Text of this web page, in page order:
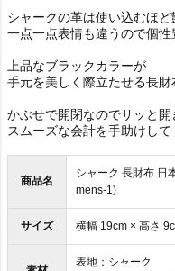
シャークの革は使い込むほど
一点一点表情も違うので個性
上品なブラックカラーが
手元を美しく際立たせる長財
かぶせで開閉なのでサッと開
スムーズな会計を手助けして
商品名
シャーク 長財布 日
mens-1)
サイズ 横幅 19cm × 高さ
表地：シャーク